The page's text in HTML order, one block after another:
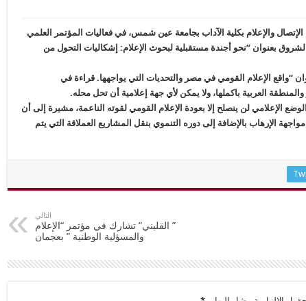
والإعلام بكلية الآداب بجامعة عين شمس، في فعاليات المؤتمر العلمي
الشروق بعنوان “نحو أجندة مستقبلية لبحوث الإعلام: إشكاليات التحول من
“واقع الإعلام القومي في مصر والتحديات التي يواجهها. قراءة في
العربية باكملها، ولا يمكن لأي جهة إعلامية أن تحل محله.
الإعلامي لن ينصلح إلا بعودة الإعلام القومي لقوته الناعمة، مشيرة إلى أن
الإرهاب بالإضافة إلى دوره التنموي بنقل المشاريع العملاقة التي يتم
التالي
” القليني” تشارك في مؤتمر “الإعلام
والمسؤلية الوطنية ” بعجمان